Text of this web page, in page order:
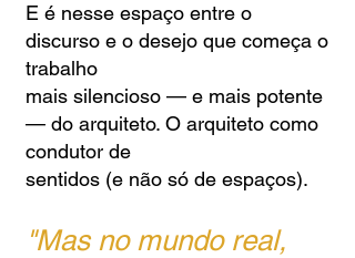
E é nesse espaço entre o
discurso e o desejo que começa o
trabalho
mais silencioso — e mais potente
— do arquiteto. O arquiteto como
condutor de
sentidos (e não só de espaços).
"Mas no mundo real,